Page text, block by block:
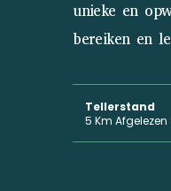
unieke en
bereiken en
Tellerstand
5 Km